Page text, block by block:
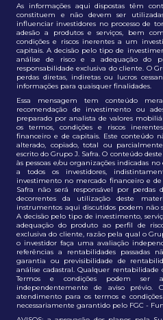
As informações aqui dispostas têm
constituem e não devem ser
influenciar investidores no processo de
adesão a produtos e serviços, bem
condições e riscos inerentes a um
capitais. A decisão pelo tipo de
análise de risco e a adequação do
responsabilidade exclusiva do cliente. O
perdas diretas, indiretas ou lucros
informações para quaisquer finalidades.
Essa mensagem tem conteúdo
recomendação de investimento ou
preparado por analista de valores
os termos, condições e riscos
financeiro e de capitais. Este conteúdo
alterado, copiado, total ou
escrito do Grupo J. Safra. O conteúdo
às pessoas e/ou organizações indicadas
a todos os investidores,
investimento no mercado financeiro e
Safra não será responsável por perdas
decorrentes da utilização deste
instrumentos aqui discutidos podem não
A decisão pelo tipo de investimento,
adequação do produto ao perfil de
exclusiva do cliente, razão pela qual o
o investidor faça uma avaliação
referências a rentabilidades passadas
garantia ou previsibilidade de
análise cadastral. Qualquer
Termos e condições podem ser
independentemente de aviso prévio.
atendimento para os termos e
necessariamente garantido pelo FGC -